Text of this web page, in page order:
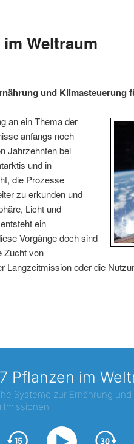
im Weltraum
und Klimasteuerung
an ein Thema der
anfangs noch
Jahrzehnten bei
und in
die Prozesse
zu erkunden und
Licht und
ein
Vorgänge doch sind
Zucht von
Langzeitmission oder die